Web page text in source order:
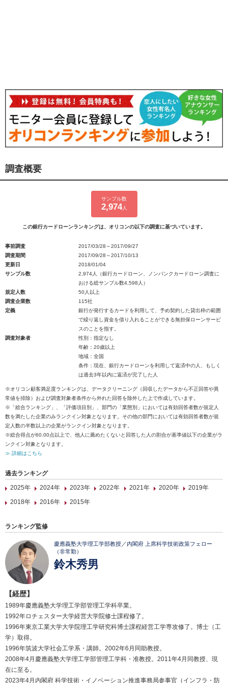
調査概要
サンプル数
2,974人
この銀行カードローンランキングは、オリコンの以下の調査に基づいています。
事前調査
2017/03/28～2017/09/27
調査期間
2017/09/28～2017/10/13
更新日
2018/01/04
サンプル数
2,974人（銀行カードローン、ノンバンクカードローン調査に
おける総サンプル数4,598人）
規定人数
50人以上
調査企業数
115社
定義
銀行が発行するカードを利用して、予め契約した貸出枠の範囲
で繰り返し資金を借り入れることができる無担保ローンサービ
スのことを指す。
調査対象者
性別：指定なし
年齢：20歳以上
地域：全国
条件：現在、銀行カードローンを利用して返済中の人、もしく
は過去3年以内に返済が完了した人
※オリコン顧客満足度ランキングは、データクリーニング（回収したデータから不正回答や異
常値を排除）および調査対象者条件から外れた回答を除外した上で作成しています。
※「総合ランキング」、「評価項目別」、部門の「業態別」においては有効回答者数が規定人
数を満たした企業のみランクイン対象となります。その他の部門においては有効回答者数が規
定人数の半数以上の企業がランクイン対象となります。
※総合得点が60.00点以上で、他人に薦めたくないと回答した人の割合が基準値以下の企業がラ
ンクイン対象となります。
≫ 詳細はこちら
過去ランキング
2025年
2024年 2023年 2022年 2021年 2020年
2019年
2018年
2016年 2015年
ランキング監修
慶應義塾大学理工学部教授／内閣府 上席科学技術政策フェロー
（非常勤）
鈴木秀男
【経歴】
1989年慶應義塾大学理工学部管理工学科卒業。
1992年ロチェスター大学経営大学院修士課程修了。
1996年東京工業大学大学院理工学研究科博士課程経営工学専攻修了。博士（工
学）取得。
1996年筑波大学社会工学系・講師。2002年6月同助教授。
2008年4月慶應義塾大学理工学部管理工学科・准教授。2011年4月同教授、現
在に至る。
2023年4月内閣府 科学技術・イノベーション推進事務局参事官（インフラ・防